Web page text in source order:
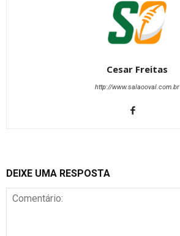
Cesar Freitas
http://www.salaooval.com.br
DEIXE UMA RESPOSTA